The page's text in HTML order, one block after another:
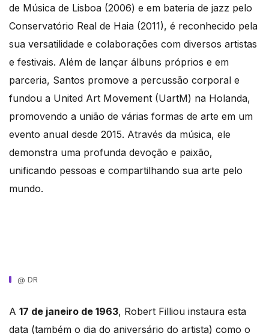
de Música de Lisboa (2006) e em bateria de jazz pelo
Conservatório Real de Haia (2011), é reconhecido pela
sua versatilidade e colaborações com diversos artistas
e festivais. Além de lançar álbuns próprios e em
parceria, Santos promove a percussão corporal e
fundou a United Art Movement (UartM) na Holanda,
promovendo a união de várias formas de arte em um
evento anual desde 2015. Através da música, ele
demonstra uma profunda devoção e paixão,
unificando pessoas e compartilhando sua arte pelo
mundo.
@ DR
A 17 de janeiro de 1963, Robert Filliou instaura esta
data (também o dia do aniversário do artista) como o